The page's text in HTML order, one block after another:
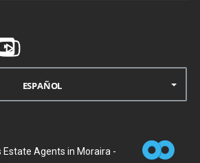
ESPAÑOL
Estate Agents in Moraira -